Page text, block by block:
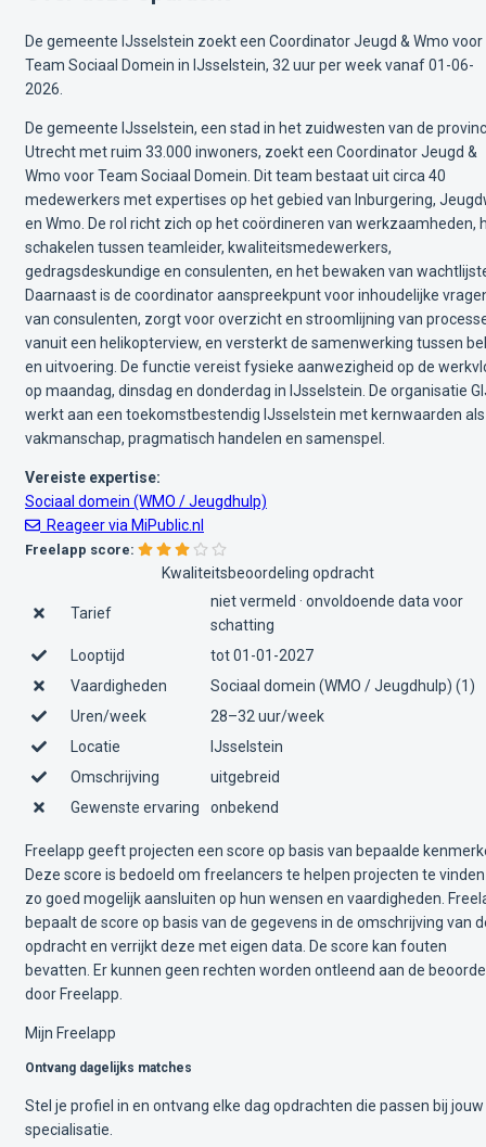
De gemeente IJsselstein zoekt een Coordinator Jeugd & Wmo voor
Team Sociaal Domein in IJsselstein, 32 uur per week vanaf 01-06-
2026.
De gemeente IJsselstein, een stad in het zuidwesten van de
Utrecht met ruim 33.000 inwoners, zoekt een Coordinator Jeugd &
Wmo voor Team Sociaal Domein. Dit team bestaat uit circa 40
medewerkers met expertises op het gebied van Inburgering,
en Wmo. De rol richt zich op het coördineren van werkzaamheden,
schakelen tussen teamleider, kwaliteitsmedewerkers,
gedragsdeskundige en consulenten, en het bewaken van
Daarnaast is de coordinator aanspreekpunt voor inhoudelijke
van consulenten, zorgt voor overzicht en stroomlijning van
vanuit een helikopterview, en versterkt de samenwerking tussen
en uitvoering. De functie vereist fysieke aanwezigheid op de
op maandag, dinsdag en donderdag in IJsselstein. De organisatie
werkt aan een toekomstbestendig IJsselstein met kernwaarden als
vakmanschap, pragmatisch handelen en samenspel.
Vereiste expertise:
Sociaal domein (WMO / Jeugdhulp)
Reageer via MiPublic.nl
Freelapp score:
Kwaliteitsbeoordeling opdracht
Tarief
niet vermeld · onvoldoende data voor
schatting
Looptijd
tot 01-01-2027
Vaardigheden
Sociaal domein (WMO / Jeugdhulp) (1)
Uren/week
28–32 uur/week
Locatie
IJsselstein
Omschrijving
uitgebreid
Gewenste ervaring
onbekend
Freelapp geeft projecten een score op basis van bepaalde
Deze score is bedoeld om freelancers te helpen projecten te
zo goed mogelijk aansluiten op hun wensen en vaardigheden.
bepaalt de score op basis van de gegevens in de omschrijving van
opdracht en verrijkt deze met eigen data. De score kan fouten
bevatten. Er kunnen geen rechten worden ontleend aan de
door Freelapp.
Mijn Freelapp
Ontvang dagelijks matches
Stel je profiel in en ontvang elke dag opdrachten die passen bij jouw
specialisatie.